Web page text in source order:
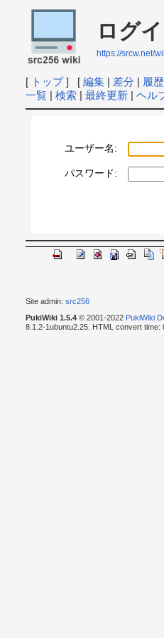
ログ
https://srcw.net/
[ トップ] [ 編集| 差分 | 履歴
一覧| 検索| 最終更新| ヘル
ユーザー名:
パスワード:
Site admin: src256
PukiWiki 1.5.4© 2001-2022 PukiWiki
8.1.2-1ubuntu2.25. HTML convert time: